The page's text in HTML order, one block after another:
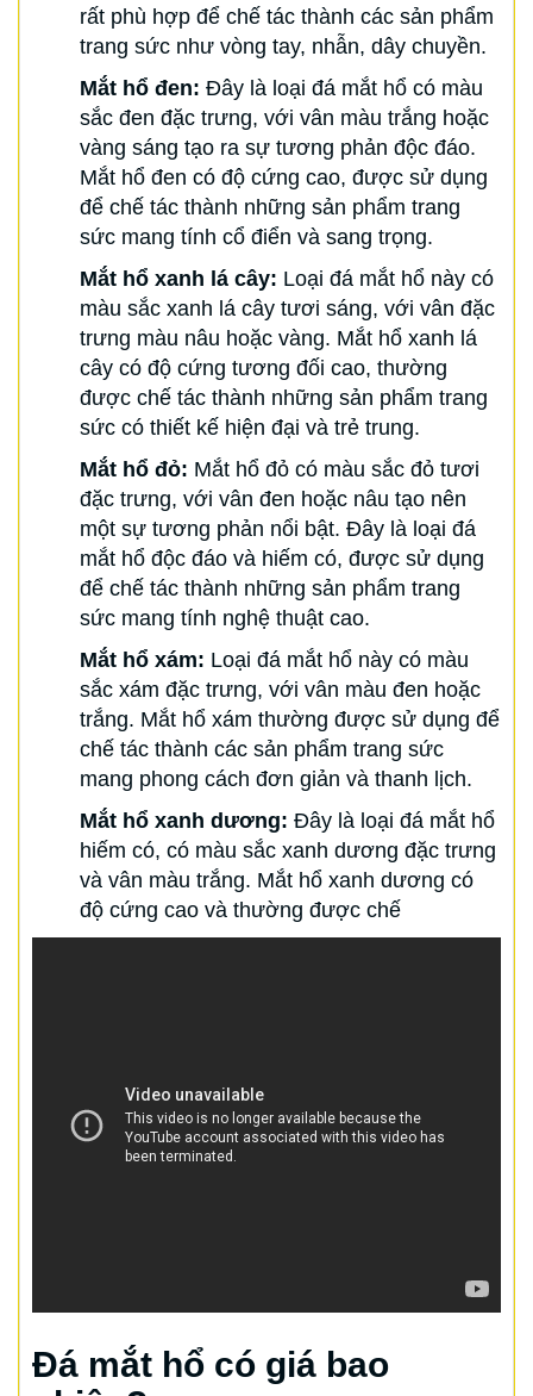
rất phù hợp để chế tác thành các sản phẩm
trang sức như vòng tay, nhẫn, dây chuyền.
Mắt hổ đen: Đây là loại đá mắt hổ có màu
sắc đen đặc trưng, với vân màu trắng hoặc
vàng sáng tạo ra sự tương phản độc đáo.
Mắt hổ đen có độ cứng cao, được sử dụng
để chế tác thành những sản phẩm trang
sức mang tính cổ điển và sang trọng.
Mắt hổ xanh lá cây: Loại đá mắt hổ này có
màu sắc xanh lá cây tươi sáng, với vân đặc
trưng màu nâu hoặc vàng. Mắt hổ xanh lá
cây có độ cứng tương đối cao, thường
được chế tác thành những sản phẩm trang
sức có thiết kế hiện đại và trẻ trung.
Mắt hổ đỏ: Mắt hổ đỏ có màu sắc đỏ tươi
đặc trưng, với vân đen hoặc nâu tạo nên
một sự tương phản nổi bật. Đây là loại đá
mắt hổ độc đáo và hiếm có, được sử dụng
để chế tác thành những sản phẩm trang
sức mang tính nghệ thuật cao.
Mắt hổ xám: Loại đá mắt hổ này có màu
sắc xám đặc trưng, với vân màu đen hoặc
trắng. Mắt hổ xám thường được sử dụng để
chế tác thành các sản phẩm trang sức
mang phong cách đơn giản và thanh lịch.
Mắt hổ xanh dương: Đây là loại đá mắt hổ
hiếm có, có màu sắc xanh dương đặc trưng
và vân màu trắng. Mắt hổ xanh dương có
độ cứng cao và thường được chế
Đá mắt hổ có giá bao